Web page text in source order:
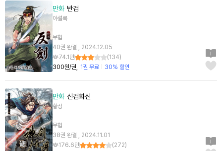
만화 반검
야설록
무협
40권 완결 , 2024.12.05
74.1만
(134)
300원/권
1권 무료 30% 할인
만화 신검화신
황성
무협
38권 완결 , 2024.11.01
176.6만
(272)